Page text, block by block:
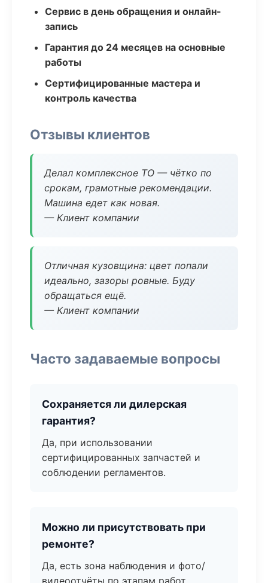
Сервис в день обращения и онлайн-
запись
Гарантия до 24 месяцев на основные
работы
Сертифицированные мастера и
контроль качества
Отзывы клиентов
Делал комплексное ТО — чётко по
срокам, грамотные рекомендации.
Машина едет как новая.
— Клиент компании
Отличная кузовщина: цвет попали
идеально, зазоры ровные. Буду
обращаться ещё.
— Клиент компании
Часто задаваемые вопросы
Сохраняется ли дилерская
гарантия?
Да, при использовании
сертифицированных запчастей и
соблюдении регламентов.
Можно ли присутствовать при
ремонте?
Да, есть зона наблюдения и фото/
видеоотчёты по этапам работ.